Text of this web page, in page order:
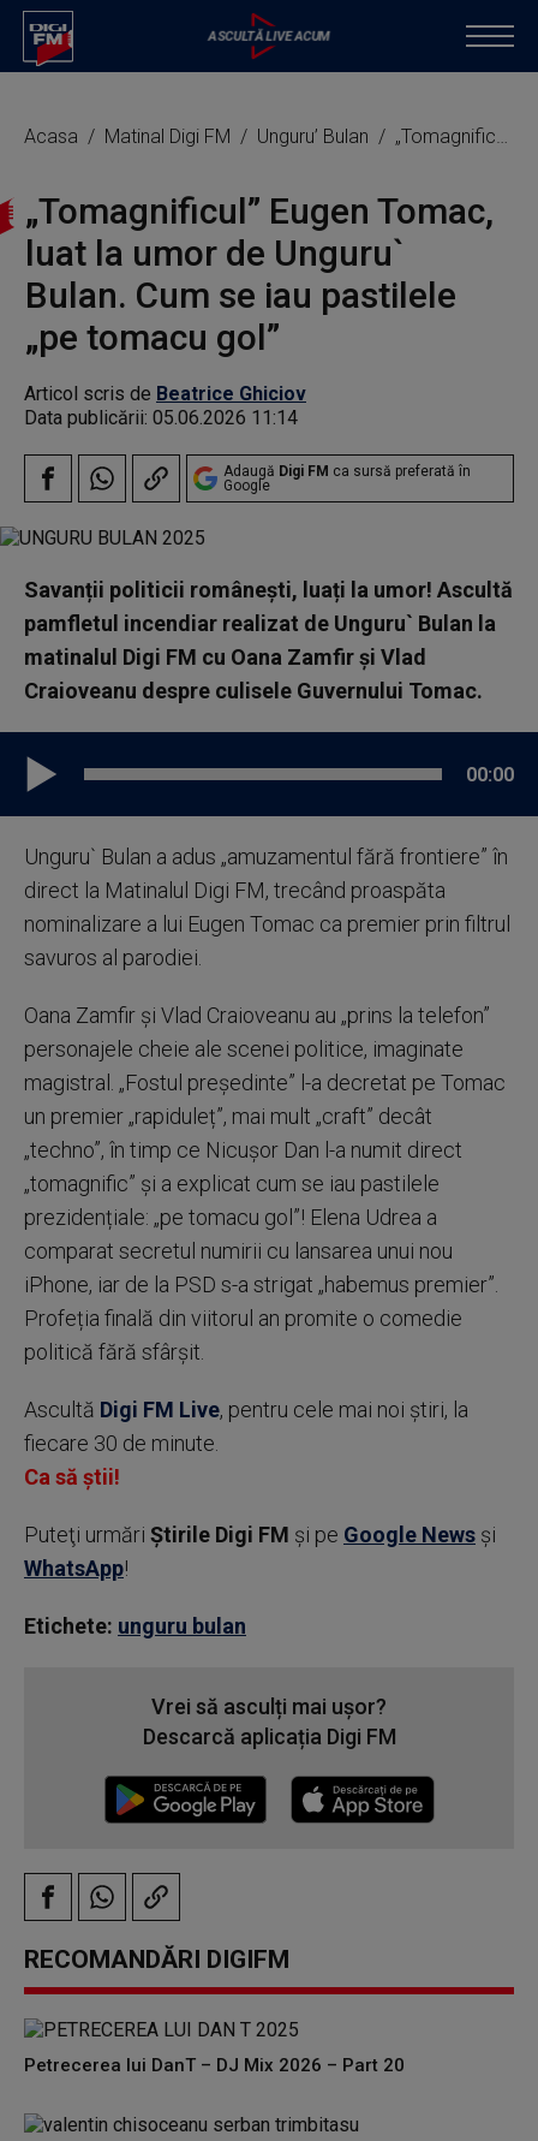
Acasa Matinal Digi FM Unguru’ Bulan „Tomagnificul” Eugen Tomac, luat la umor de Unguru` Bulan. Cum se iau pastilele „pe tomacu gol”
„Tomagnificul” Eugen Tomac,
luat la umor de Unguru`
Bulan. Cum se iau pastilele
„pe tomacu gol”
Articol scris de Beatrice Ghiciov
Data publicării: 05.06.2026 11:14
Adaugă Digi FM ca sursă preferată în
Google
Savanții politicii românești, luați la umor! Ascultă
pamfletul incendiar realizat de Unguru` Bulan la
matinalul Digi FM cu Oana Zamfir și Vlad
Craioveanu despre culisele Guvernului Tomac.
00:00
Unguru` Bulan a adus „amuzamentul fără frontiere” în
direct la Matinalul Digi FM, trecând proaspăta
nominalizare a lui Eugen Tomac ca premier prin filtrul
savuros al parodiei.
Oana Zamfir și Vlad Craioveanu au „prins la telefon”
personajele cheie ale scenei politice, imaginate
magistral. „Fostul președinte” l-a decretat pe Tomac
un premier „rapiduleț”, mai mult „craft” decât
„techno”, în timp ce Nicușor Dan l-a numit direct
„tomagnific” și a explicat cum se iau pastilele
prezidențiale: „pe tomacu gol”! Elena Udrea a
comparat secretul numirii cu lansarea unui nou
iPhone, iar de la PSD s-a strigat „habemus premier”.
Profeția finală din viitorul an promite o comedie
politică fără sfârșit.
Ascultă Digi FM Live, pentru cele mai noi știri, la
fiecare 30 de minute.
Ca să știi!
Puteţi urmări Știrile Digi FM şi pe Google News şi
WhatsApp!
Etichete: unguru bulan
Vrei să asculți mai ușor?
Descarcă aplicația Digi FM
RECOMANDĂRI DIGIFM
Petrecerea lui DanT – DJ Mix 2026 – Part 20